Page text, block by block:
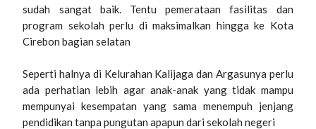
sudah sangat baik. Tentu pemerataan fasilitas dan
program sekolah perlu di maksimalkan hingga ke Kota
Cirebon bagian selatan
Seperti halnya di Kelurahan Kalijaga dan Argasunya perlu
ada perhatian lebih agar anak-anak yang tidak mampu
mempunyai kesempatan yang sama menempuh jenjang
pendidikan tanpa pungutan apapun dari sekolah negeri